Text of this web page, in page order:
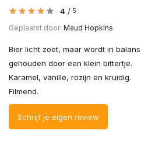
4 / 5
Geplaatst door: Maud Hopkins
Bier licht zoet, maar wordt in balans
gehouden door een klein bittertje.
Karamel, vanille, rozijn en kruidig.
Filmend.
Schrijf je eigen review